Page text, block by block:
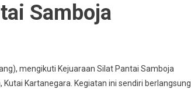
Samboja
mengikuti Kejuaraan Silat Pantai Samboja
Kartanegara. Kegiatan ini sendiri berlangsung